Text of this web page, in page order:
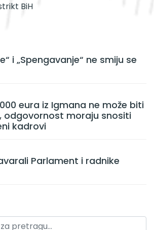
BiH
i „Spengavanje“ ne smiju se
eura iz Igmana ne može biti
odgovornost moraju snositi
kadrovi
Parlament i radnike